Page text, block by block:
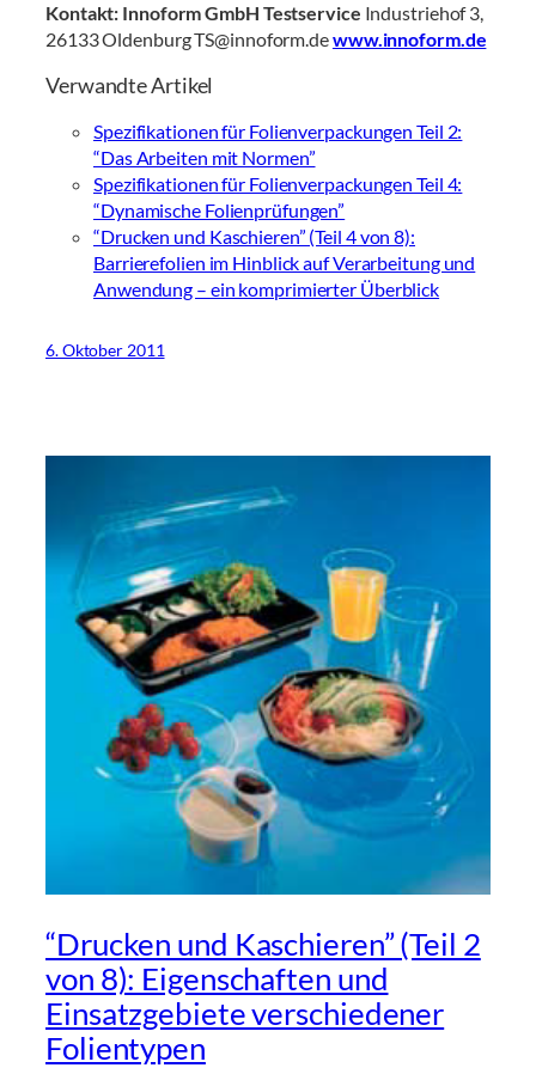
Kontakt: Innoform GmbH Testservice Industriehof 3,
26133 Oldenburg TS@innoform.dewww.innoform.de
Verwandte Artikel
Spezifikationen für Folienverpackungen Teil 2:
“Das Arbeiten mit Normen”
Spezifikationen für Folienverpackungen Teil 4:
“Dynamische Folienprüfungen”
“Drucken und Kaschieren” (Teil 4 von 8):
Barrierefolien im Hinblick auf Verarbeitung und
Anwendung – ein komprimierter Überblick
6. Oktober 2011
“Drucken und Kaschieren” (Teil 2
von 8): Eigenschaften und
Einsatzgebiete verschiedener
Folientypen